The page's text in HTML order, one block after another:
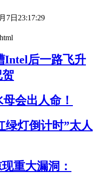
7日23:17:29
Intel后一路飞升
贺
会出人命！
绿灯倒计时”太人
重大漏洞：